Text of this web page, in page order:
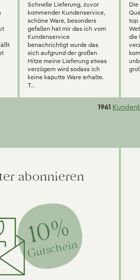
Schnelle Lieferung, zuvor
kommender Kundenservice,
schöne Ware, besonders
gefallen hat mir das ich vom
Kundenservice
benachrichtigt wurde das
sich aufgrund der großen
Hitze meine Lieferung etwas
verzögern wird sodass ich
keine kaputte Ware erhalte.
T...
top
die
1961
abonnieren
10%
Gutschein